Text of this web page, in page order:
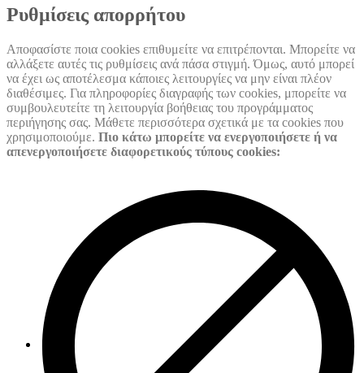
Settings
Ρυθμίσεις απορρήτου
Αποφασίστε ποια cookies επιθυμείτε να επιτρέπονται. Μπορείτε να
αλλάξετε αυτές τις ρυθμίσεις ανά πάσα στιγμή. Όμως, αυτό μπορεί
να έχει ως αποτέλεσμα κάποιες λειτουργίες να μην είναι πλέον
διαθέσιμες. Για πληροφορίες διαγραφής των cookies, μπορείτε να
συμβουλευτείτε τη λειτουργία βοήθειας του προγράμματος
περιήγησης σας. Μάθετε περισσότερα σχετικά με τα cookies που
χρησιμοποιούμε. Πιο κάτω μπορείτε να ενεργοποιήσετε ή να
απενεργοποιήσετε διαφορετικούς τύπους cookies: